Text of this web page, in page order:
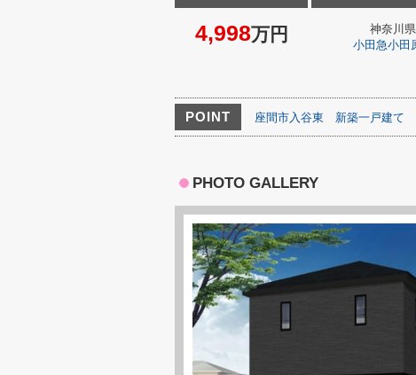
4,998万円 神奈川県
小田急小田
POINT 座間市入谷東 新築一戸建て
PHOTO GALLERY